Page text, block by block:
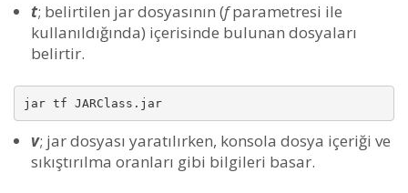
t; belirtilen jar dosyasının (fparametresi ile
kullanıldığında) içerisinde bulunan dosyaları
belirtir.
jar tf JARClass.jar
v; jar dosyası yaratılırken, konsola dosya içeriği ve
sıkıştırılma oranları gibi bilgileri basar.